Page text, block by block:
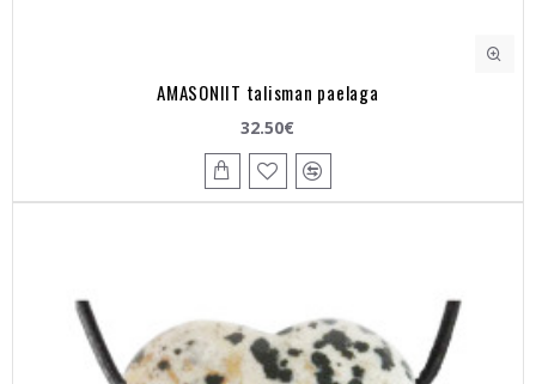
AMASONIIT talisman paelaga
32.50€